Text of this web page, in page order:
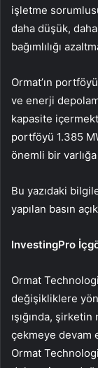
işletme
daha düşük,
bağımlılığı
Ormat’ın
ve enerji
kapasite
portföyü 1.385
önemli bir
Bu yazıdaki
yapılan basın
InvestingPro
Ormat
değişikliklere
ışığında,
çekmeye devam
Ormat